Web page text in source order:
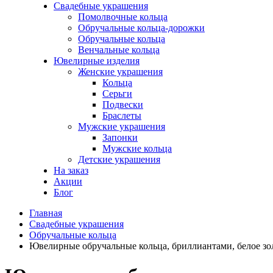
Свадебные украшения
Помолвочные кольца
Обручальные кольца-дорожки
Обручальные кольца
Венчальные кольца
Ювелирные изделия
Женские украшения
Кольца
Серьги
Подвески
Браслеты
Мужские украшения
Запонки
Мужские кольца
Детские украшения
На заказ
Акции
Блог
Главная
Свадебные украшения
Обручальные кольца
Ювелирные обручальные кольца, бриллиантами, белое